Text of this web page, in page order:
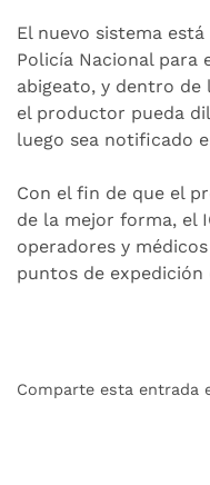
El nuevo sistema
Policía Nacional para
abigeato, y dentro de
el productor pueda
luego sea notificado
Con el fin de que el
de la mejor forma, el
operadores y
puntos de
Comparte esta entrada